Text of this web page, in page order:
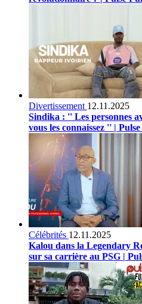
Divertissement 12.11.2025
Sindika : '' Les personnes
vous les connaissez '' |
Célébrités 12.11.2025
Kalou dans la Legendary
sur sa carrière au PSG |